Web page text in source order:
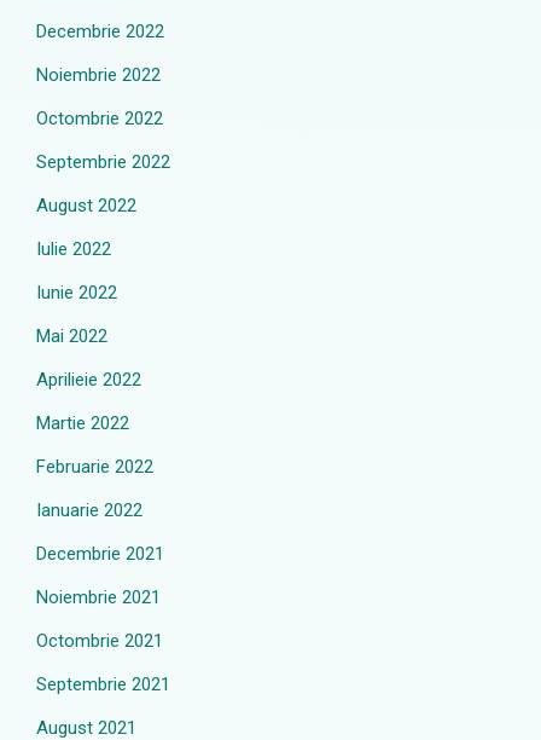
Decembrie 2022
Noiembrie 2022
Octombrie 2022
Septembrie 2022
August 2022
Iulie 2022
Iunie 2022
Mai 2022
Aprilieie 2022
Martie 2022
Februarie 2022
Ianuarie 2022
Decembrie 2021
Noiembrie 2021
Octombrie 2021
Septembrie 2021
August 2021